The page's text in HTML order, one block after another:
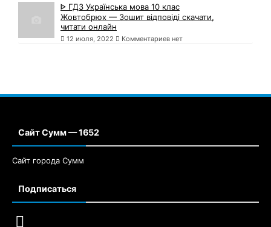
ᐈ ГДЗ Українська мова 10 клас
Жовтобрюх — Зошит відповіді скачати,
читати онлайн
12 июля, 2022 Комментариев нет
Сайт Сумм — 1652
Сайт города Сумм
Подписаться